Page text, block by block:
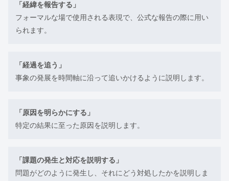
「経緯を報告する」
フォーマルな場で使用される表現で、公式な報告の際に用い
られます。
「経過を追う」
事象の発展を時間軸に沿って追いかけるように説明します。
「原因を明らかにする」
特定の結果に至った原因を説明します。
「課題の発生と対応を説明する」
問題がどのように発生し、それにどう対処したかを説明しま